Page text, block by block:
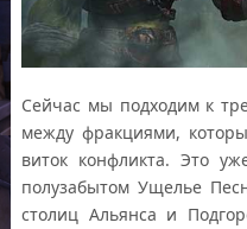
Сейчас мы подходим к
между фракциями,
виток конфликта. Это
полузабытом Ущелье
столиц Альянса и